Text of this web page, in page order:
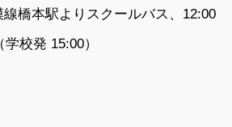
線橋本駅よりスクールバス、12:00
校発 15:00）